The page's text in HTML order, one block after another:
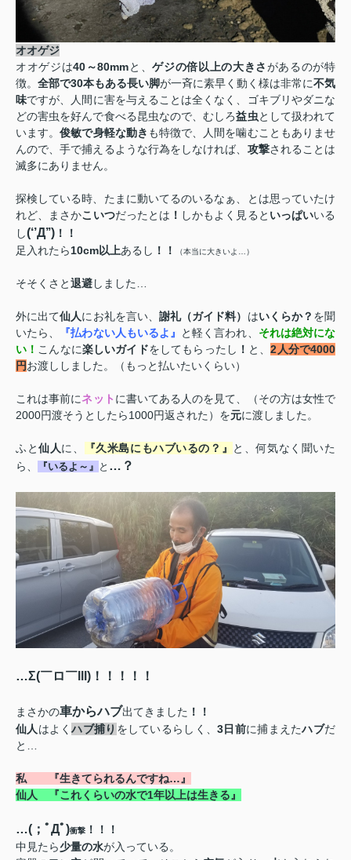
オオゲジ
オオゲジは40 ～80mmと、ゲジの倍以上の大きさがあるのが特
徴。 全部で30本もある長い脚が一斉に素早く動く様は非常に不気
味ですが、人間に害を与えることは全くなく、ゴキブリやダニな
どの害虫を好んで食べる昆虫なので、むしろ益虫として扱われて
います。俊敏で身軽な動き も特徴で、人間を噛むこともありませ
んので、手で捕えるような行為をしなければ、 攻撃されることは
滅多にありません。
探検している時、たまに動いてるのいるなぁ、とは思っていたけ
れど、まさかこいつだったとは ！ しかもよく見ると いっぱいいる
し(‘’Д’’) ！！
足入れたら10cm以上あるし ！！ （本当に大きいよ…）
そそくさと退避しました…
外に出て仙人にお礼を言い、 謝礼（ガイド料） はいくらか？ を聞
いたら、
『払わない人もいるよ』 と軽く言われ、 それは絶対にな
い！ こんなに楽しいガイドをしてもらったし ！ と、2人分で4000
円お渡ししました。（もっと払いたいくらい）
これは事前にネット に書いてある人のを見て、（その方は女性で
2000円渡そうとしたら1000円返された）を元に渡しました。
ふと仙人に、 『久米島にもハブいるの？』
と、何気なく聞いた
ら、
『いるよ～』 と …？
…Σ(￣ロ￣ lll) ！！！！！
まさかの車からハブ出てきました ！！
仙人 はよくハブ捕り をしているらしく、3日前に捕まえたハブだ
と…
私 『生きてられるんですね…』
仙人 『これくらいの水で1年以上は生きる』
…( ；ﾟДﾟ)衝撃 ！！！
中見たら少量の水が入っている。